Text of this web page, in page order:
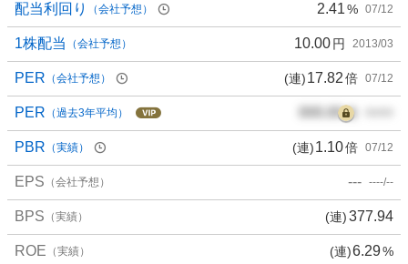
配当利回り （会社予想） 2.41% 07/12
1株配当 （会社予想） 10.00円 2013/03
PER （会社予想） (連)17.82倍 07/12
PER （過去3年平均） 000.00倍
PBR （実績） (連)1.10倍 07/12
EPS （会社予想） --- ----/--
BPS （実績） (連)377.94
ROE （実績） (連)6.29%